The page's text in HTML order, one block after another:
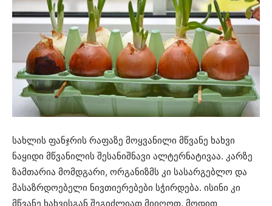
სახლის ფანჯრის რაფაზე მოყვანილი მწვანე ხახვი
ნაყიდი მწვანილის შესანიშნავი ალტერნატივაა. კარზე
ზამთარია მომდგარი, ორგანიზმს კი სასარგებლო და
მასაზრდოებელი ნივთიერებები სჭირდება. ისინი კი
მწვანე ხახვისგან შეგიძლიათ მიიღოთ. მოდით